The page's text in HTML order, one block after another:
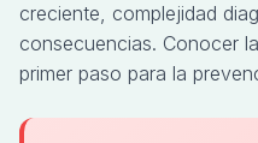
creciente, complejidad
consecuencias. Conocer
primer paso para la